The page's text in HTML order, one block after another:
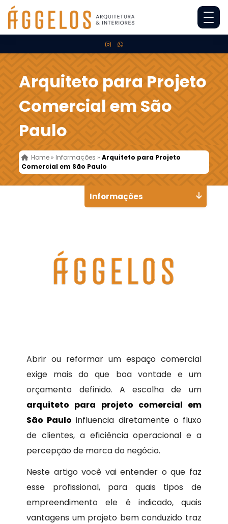
Arquiteto para Projeto
Comercial em São
Paulo
Home » Informações »Arquiteto para Projeto
Comercial em São Paulo
Abrir ou reformar um espaço comercial
exige mais do que boa vontade e um
orçamento definido. A escolha de um
arquiteto para projeto comercial em
São Paulo influencia diretamente o fluxo
de clientes, a eficiência operacional e a
percepção de marca do negócio.
Neste artigo você vai entender o que faz
esse profissional, para quais tipos de
empreendimento ele é indicado, quais
vantagens um projeto bem conduzido traz
Informações